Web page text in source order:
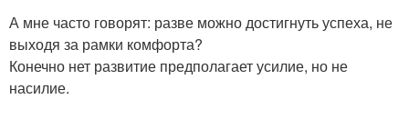
А мне часто говорят: разве можно достигнуть успеха, не
выходя за рамки комфорта?
Конечно нет развитие предполагает усилие, но не
насилие.